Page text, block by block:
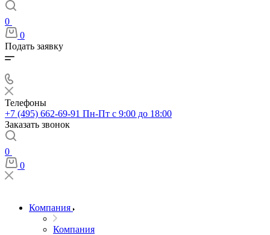
0
0
Подать заявку
Телефоны
+7 (495) 662-69-91 Пн-Пт c 9:00 до 18:00
Заказать звонок
0
0
Компания
Компания